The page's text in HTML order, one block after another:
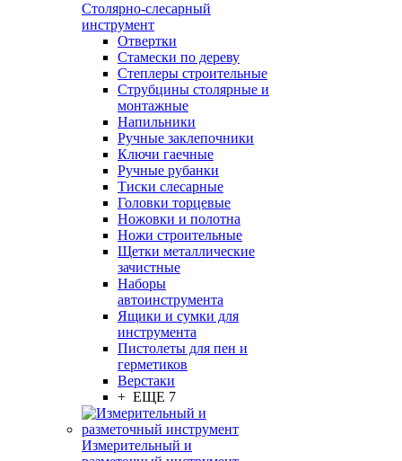
Столярно-слесарный
инструмент
Отвертки
Стамески по дереву
Степлеры строительные
Струбцины столярные и
монтажные
Напильники
Ручные заклепочники
Ключи гаечные
Ручные рубанки
Тиски слесарные
Головки торцевые
Ножовки и полотна
Ножи строительные
Щетки металлические
зачистные
Наборы
автоинструмента
Ящики и сумки для
инструмента
Пистолеты для пен и
герметиков
Верстаки
+ ЕЩЕ 7
Измерительный и